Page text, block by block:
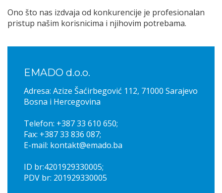
Ono što nas izdvaja od konkurencije je profesionalan
pristup našim korisnicima i njihovim potrebama.
EMADO d.o.o.
Adresa: Azize Šaćirbegović 112, 71000 Sarajevo
Bosna i Hercegovina
Telefon: +387 33 610 650;
Fax: +387 33 836 087;
E-mail: kontakt@emado.ba
ID br:4201929330005;
PDV br: 201929330005